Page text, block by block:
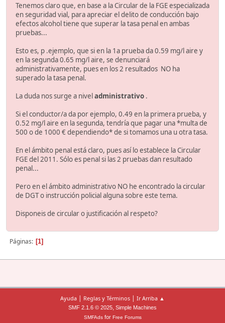
Tenemos claro que, en base a la Circular de la FGE especializada
en seguridad vial, para apreciar el delito de conducción bajo
efectos alcohol tiene que superar la tasa penal en ambas
pruebas...
Esto es, p .ejemplo, que si en la 1a prueba da 0.59 mg/l aire y
en la segunda 0.65 mg/l aire, se denunciará
administrativamente, pues en los 2 resultados NO ha
superado la tasa penal.
La duda nos surge a niveladministrativo .
Si el conductor/a da por ejemplo, 0.49 en la primera prueba, y
0.52 mg/l aire en la segunda, tendría que pagar una *multa de
500 o de 1000 € dependiendo* de si tomamos una u otra tasa.
En el ámbito penal está claro, pues así lo establece la Circular
FGE del 2011. Sólo es penal si las 2 pruebas dan resultado
penal...
Pero en el ámbito administrativo NO he encontrado la circular
de DGT o instrucción policial alguna sobre este tema.
Disponeis de circular o justificación al respeto?
Páginas 1
Ayuda | Reglas y Términos | Ir Arriba ▲
SMF 2.1.6 © 2025, Simple Machines
SMFAdsfor Free Forums